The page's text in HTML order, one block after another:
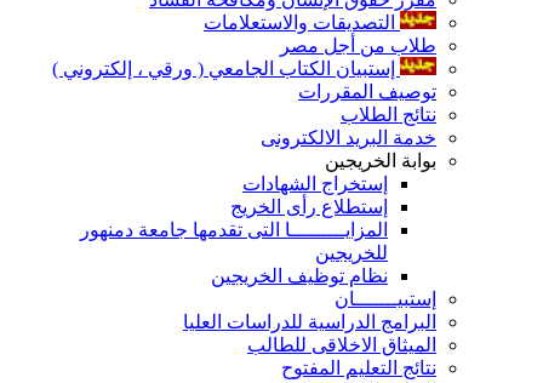
التصديقات والاستعلامات
طلاب من أجل مصر
إستبيان الكتاب الجامعي ( ورقي ، إلكتروني )
توصيف المقررات
نتائج الطلاب
خدمة البريد الالكترونى
بوابة الخريجين
إستخراج الشهادات
إستطلاع رأى الخريج
المزايـــــــــا التى تقدمها جامعة دمنهور
للخريجين
نظام توظيف الخريجين
إستبيـــــــان
البرامج الدراسية للدراسات العليا
الميثاق الاخلاقى للطالب
نتائج التعليم المفتوح